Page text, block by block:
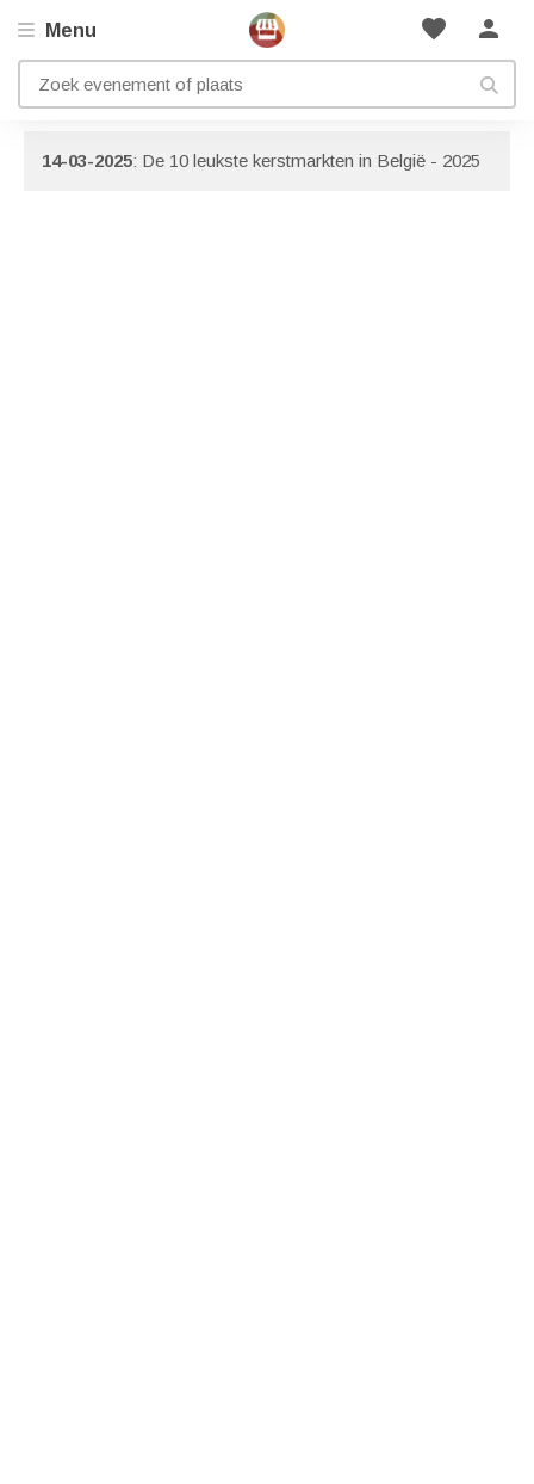
favorite person
Menu
Artikelen met onderwerp: Gent
Bekijk ook onzeblog pagina
14-03-2025: De 10 leukste kerstmarkten in België - 2025